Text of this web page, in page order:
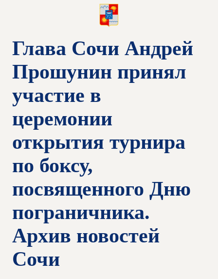
Глава Сочи Андрей
Прошунин принял
участие в
церемонии
открытия турнира
по боксу,
посвященного Дню
пограничника.
Архив новостей
Сочи